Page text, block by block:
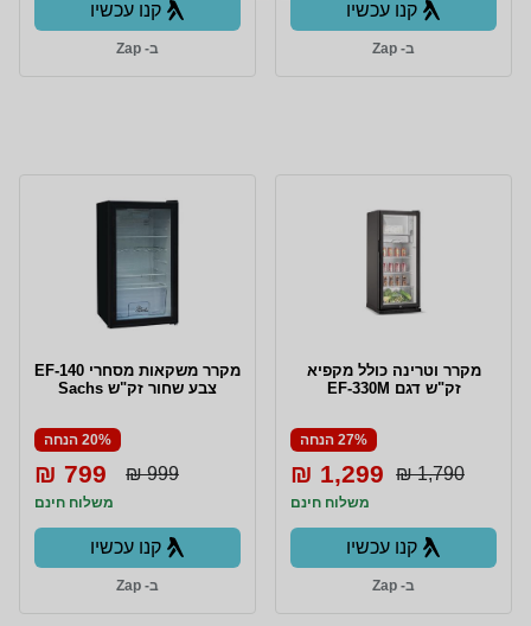
קנו עכשיו
ב- Zap
קנו עכשיו
ב- Zap
מקרר וטרינה כולל מקפיא
זק"ש דגם EF-330M
27% הנחה
1,790 ₪
1,299 ₪
משלוח חינם
קנו עכשיו
ב- Zap
מקרר משקאות מסחרי EF-140
צבע שחור זק"ש Sachs
20% הנחה
999 ₪
799 ₪
משלוח חינם
קנו עכשיו
ב- Zap